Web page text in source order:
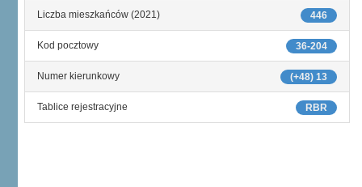
446
Liczba mieszkańców (2021)
36-204
Kod pocztowy
(+48) 13
Numer kierunkowy
RBR
Tablice rejestracyjne